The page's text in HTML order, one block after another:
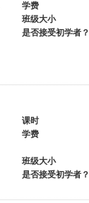
学费
班级大小
是否接受初学者？
课时
学费
班级大小
是否接受初学者？